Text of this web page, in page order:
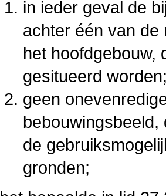
in ieder geval de
achter één van
het hoofdgebouw,
gesitueerd
geen
de
gronden;